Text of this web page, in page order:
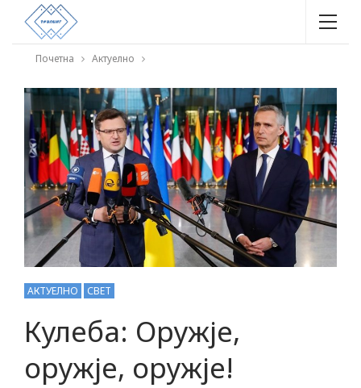
Почетна Актуелно
АКТУЕЛНО СВЕТ
Кулеба: Оружје,
оружје, оружје!